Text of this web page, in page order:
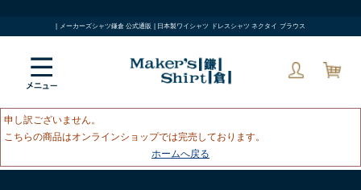
| メーカーズシャツ鎌倉 公式通販 | 日本製ワイシャツ ドレスシャツ ネクタイ ブラウス
申し訳ございません。
こちらの商品はオンラインショップでは完売しております。
ホームへ戻る